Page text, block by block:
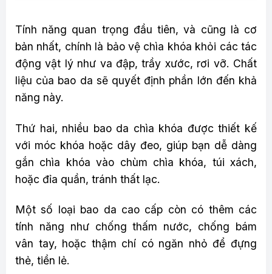
Tính năng quan trọng đầu tiên, và cũng là cơ
bản nhất, chính là bảo vệ chìa khóa khỏi các tác
động vật lý như va đập, trầy xước, rơi vỡ. Chất
liệu của bao da sẽ quyết định phần lớn đến khả
năng này.
Thứ hai, nhiều bao da chìa khóa được thiết kế
với móc khóa hoặc dây đeo, giúp bạn dễ dàng
gắn chìa khóa vào chùm chìa khóa, túi xách,
hoặc đỉa quần, tránh thất lạc.
Một số loại bao da cao cấp còn có thêm các
tính năng như chống thấm nước, chống bám
vân tay, hoặc thậm chí có ngăn nhỏ để đựng
thẻ, tiền lẻ.